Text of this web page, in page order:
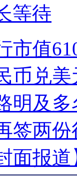
等待
市值
币兑
明及
签两
面报